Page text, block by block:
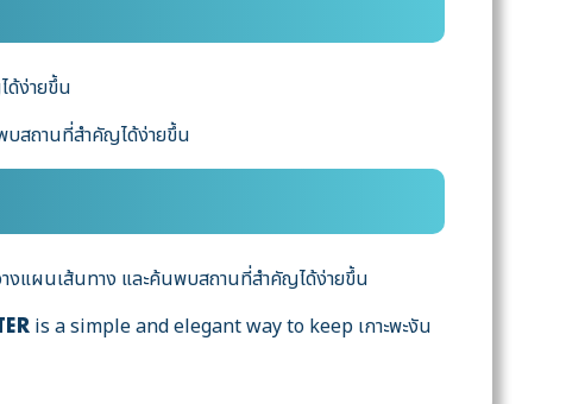
ด้ง่ายขึ้น
บสถานที่สำคัญได้ง่ายขึ้น
างแผนเส้นทาง และค้นพบสถานที่สำคัญได้ง่ายขึ้น
is a simple and elegant way to keep เกาะพะงัน